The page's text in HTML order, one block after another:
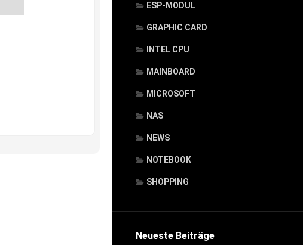
ESP-MODUL
GRAPHIC CARD
INTEL CPU
MAINBOARD
MICROSOFT
NAS
NEWS
NOTEBOOK
SHOPPING
Neueste Beiträge